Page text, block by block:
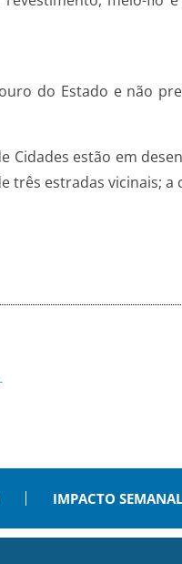
do Estado e não
estão em
três estradas vicinais;
IMPACTO SEMANAL